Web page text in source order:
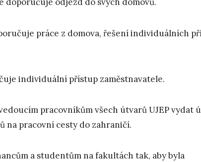
práce z domova, řešení individuálních
individuální přístup zaměstnavatele.
pracovníkům všech útvarů UJEP vydat
na pracovní cesty do zahraničí.
a studentům na fakultách tak, aby byla